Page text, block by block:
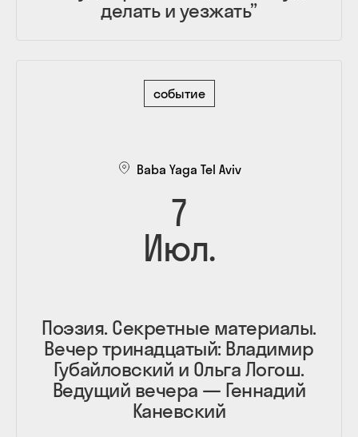
делать и уезжать”
событие
Baba Yaga Tel Aviv
7
Июл.
Поэзия. Секретные материалы.
Вечер тринадцатый: Владимир
Губайловский и Ольга Логош.
Ведущий вечера — Геннадий
Каневский